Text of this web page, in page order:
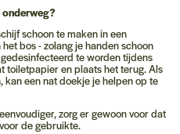
onderweg?
schoon te maken in een
bos - zolang je handen schoon
te worden tijdens
toiletpapier en plaats het terug. Als
een nat doekje je helpen op te
zorg er gewoon voor dat
de gebruikte.